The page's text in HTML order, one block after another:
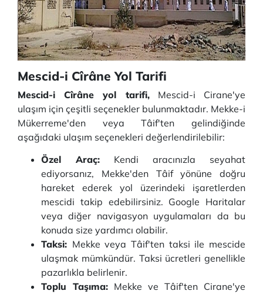
Mescid-i Cîrâne Yol Tarifi
Mescid-i Cîrâne yol tarifi,Mescid-i Cirane'ye
ulaşım için çeşitli seçenekler bulunmaktadır. Mekke-i
Mükerreme'den veya Tâif'ten gelindiğinde
aşağıdaki ulaşım seçenekleri değerlendirilebilir:
Özel Araç: Kendi aracınızla seyahat
ediyorsanız, Mekke'den Tâif yönüne doğru
hareket ederek yol üzerindeki işaretlerden
mescidi takip edebilirsiniz. Google Haritalar
veya diğer navigasyon uygulamaları da bu
konuda size yardımcı olabilir.
Taksi: Mekke veya Tâif'ten taksi ile mescide
ulaşmak mümkündür. Taksi ücretleri genellikle
pazarlıkla belirlenir.
Toplu Taşıma: Mekke ve Tâif'ten Cirane'ye